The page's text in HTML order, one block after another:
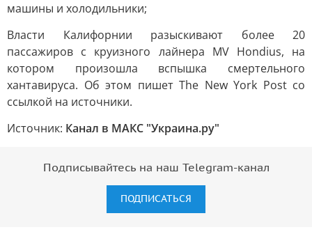
машины и холодильники;
Власти Калифорнии разыскивают более 20
пассажиров с круизного лайнера MV Hondius, на
котором произошла вспышка смертельного
хантавируса. Об этом пишет The New York Post со
ссылкой на источники.
Источник: Канал в МАКС "Украина.ру"
Подписывайтесь на наш Telegram-канал
ПОДПИСАТЬСЯ